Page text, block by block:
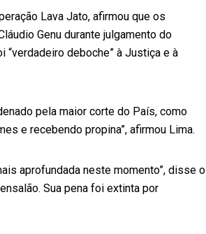
Lava Jato, afirmou que os
Genu durante julgamento do
“verdadeiro deboche” à Justiça e à
pela maior corte do País, como
e recebendo propina”, afirmou Lima.
aprofundada neste momento”, disse o
Sua pena foi extinta por